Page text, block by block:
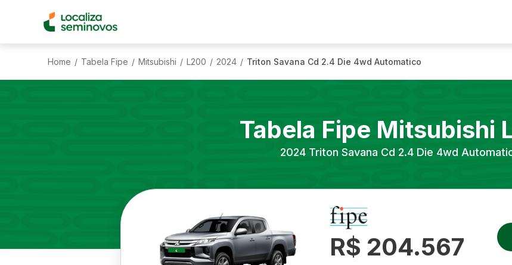
Home / Tabela Fipe / Mitsubishi / L200 / 2024 / Triton Savana Cd 2.4 Die 4wd Automatico
Tabela Fipe Mitsubishi
2024 Triton Savana Cd 2.4 Die 4wd
R$ 204.567